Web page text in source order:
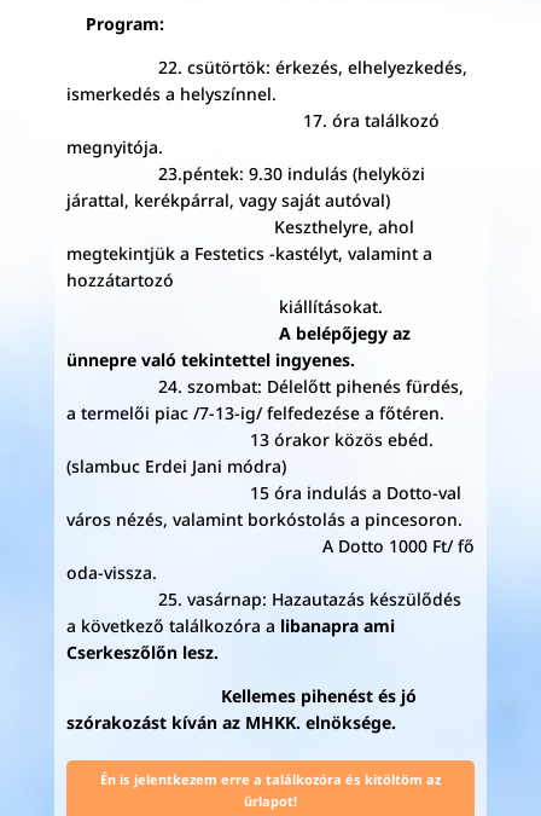
Program:
22. csütörtök: érkezés, elhelyezkedés,
ismerkedés a helyszínnel.
17. óra találkozó
megnyitója.
23.péntek: 9.30 indulás (helyközi
járattal, kerékpárral, vagy saját autóval)
Keszthelyre, ahol
megtekintjük a Festetics -kastélyt, valamint a
hozzátartozó
kiállításokat.
A belépőjegy az
ünnepre való tekintettel ingyenes.
24. szombat: Délelőtt pihenés fürdés,
a termelői piac /7-13-ig/ felfedezése a főtéren.
13 órakor közös ebéd.
(slambuc Erdei Jani módra)
15 óra indulás a Dotto-val
város nézés, valamint borkóstolás a pincesoron.
A Dotto 1000 Ft/ fő
oda-vissza.
25. vasárnap: Hazautazás készülődés
a következő találkozóra a libanapra ami
Cserkeszőlőn lesz.
Kellemes pihenést és jó
szórakozást kíván az MHKK. elnöksége.
Én is jelentkezem erre a találkozóra és kitöltöm az
űrlapot!